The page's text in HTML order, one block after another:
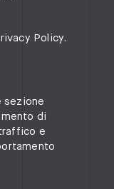
Policy.
sezione
di
e